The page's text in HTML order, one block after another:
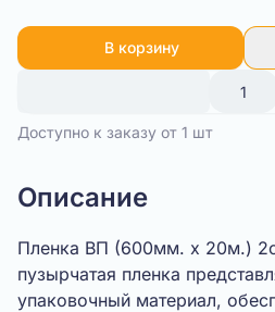
В корзину
Доступно к заказу от 1 шт
Описание
Пленка ВП (600мм. х 20м.)
пузырчатая пленка
упаковочный материал,